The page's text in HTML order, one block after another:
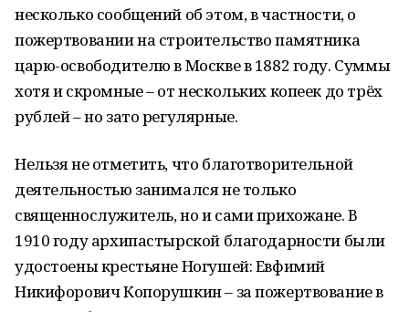
несколько сообщений об этом, в частности, о
пожертвовании на строительство памятника
царю-освободителю в Москве в 1882 году. Суммы
хотя и скромные – от нескольких копеек до трёх
рублей – но зато регулярные.
Нельзя не отметить, что благотворительной
деятельностью занимался не только
священнослужитель, но и сами прихожане. В
1910 году архипастырской благодарности были
удостоены крестьяне Ногушей: Евфимий
Никифорович Копорушкин – за пожертвование в